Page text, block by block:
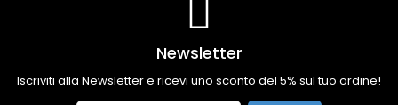
Newsletter
Iscriviti alla Newsletter e ricevi uno sconto del 5% sul tuo ordine!